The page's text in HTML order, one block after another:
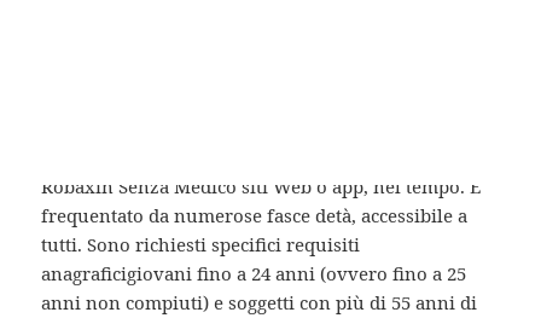
Robaxin Senza Medico siti Web o app, nel tempo. E
frequentato da numerose fasce detà, accessibile a
tutti. Sono richiesti specifici requisiti
anagraficigiovani fino a 24 anni (ovvero fino a 25
anni non compiuti) e soggetti con più di 55 anni di